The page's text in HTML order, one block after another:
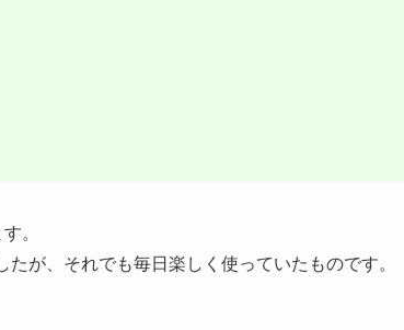
。
が、それでも毎日楽しく使っていたものです。